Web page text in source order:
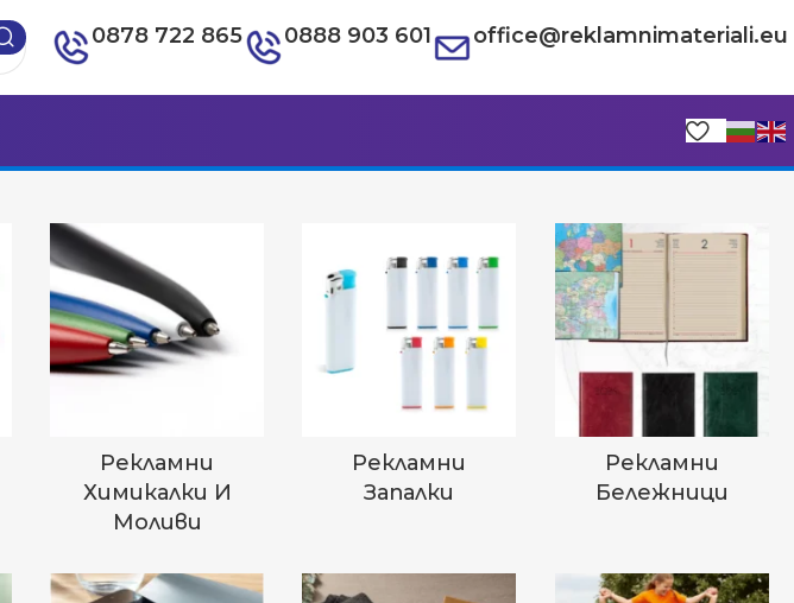
0878 722 865 0888 903 601 office@reklamnimateriali.eu
Рекламни
Химикалки И
Моливи
Рекламни
Запалки
Рекламни
Бележници